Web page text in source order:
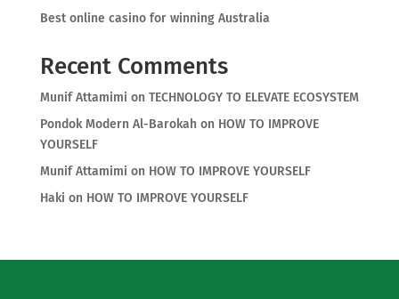
Best online casino for winning Australia
Recent Comments
Munif Attamimi on TECHNOLOGY TO ELEVATE ECOSYSTEM
Pondok Modern Al-Barokah on HOW TO IMPROVE
YOURSELF
Munif Attamimi on HOW TO IMPROVE YOURSELF
Haki on HOW TO IMPROVE YOURSELF